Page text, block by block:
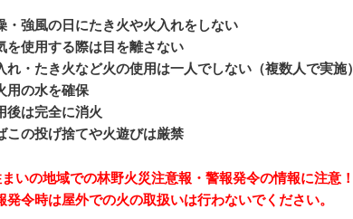
・強風の日にたき火や火入れをしない
を使用する際は目を離さない
れ・たき火など火の使用は一人でしない（複数人で実施）
用の水を確保
後は完全に消火
この投げ捨てや火遊びは厳禁
いの地域での林野火災注意報・警報発令の情報に注意！
発令時は屋外での火の取扱いは行わないでください。